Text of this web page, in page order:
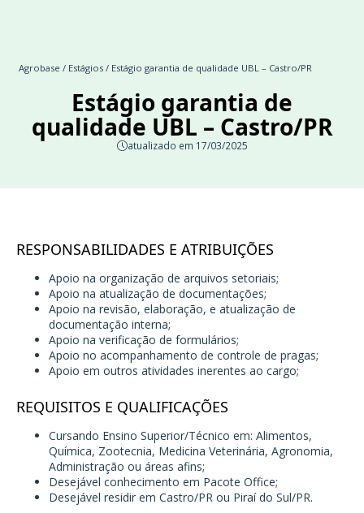
Agrobase / Estágios / Estágio garantia de qualidade UBL – Castro/PR
Estágio garantia de
qualidade UBL – Castro/PR
atualizado em 17/03/2025
RESPONSABILIDADES E ATRIBUIÇÕES
Apoio na organização de arquivos setoriais;
Apoio na atualização de documentações;
Apoio na revisão, elaboração, e atualização de
documentação interna;
Apoio na verificação de formulários;
Apoio no acompanhamento de controle de pragas;
Apoio em outros atividades inerentes ao cargo;
REQUISITOS E QUALIFICAÇÕES
Cursando Ensino Superior/Técnico em: Alimentos,
Química, Zootecnia, Medicina Veterinária, Agronomia,
Administração ou áreas afins;
Desejável conhecimento em Pacote Office;
Desejável residir em Castro/PR ou Piraí do Sul/PR.